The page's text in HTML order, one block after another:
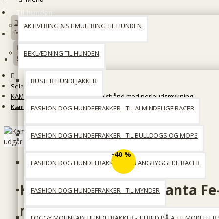
Til hunden
AKTIVERING & STIMULERING TIL HUNDEN
BEKLÆDNING TIL HUNDEN
BUSTER HUNDEJAKKER
FASHION DOG HUNDEFRAKKER - TIL ALMINDELIGE RACER
FASHION DOG HUNDEFRAKKER - TIL BULLDOGS OG MOPS
FASHION DOG HUNDEFRAKKER - TIL LANGRYGGEDE RACER
FASHION DOG HUNDEFRAKKER - TIL MYNDER
Min konto
Opret en konto
Seler, Liner & Halsbånd
KAMPUNI - håndsyede læderhalsbånd med perleudsmykning
Kampuni halsbånd - Santa Fe- mønster udgår
-40 %
Kampuni halsbånd - Santa
mønster udgår